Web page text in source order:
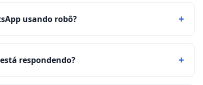
usando robô? +
respondendo? +